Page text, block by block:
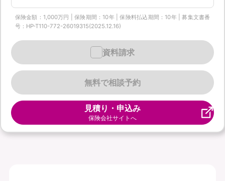
保険金額：1,000万円 | 保険期間：10年 | 保険料払込期間：10年 | 募集文書番
号：HP-T110-772-26019315(2025.12.16)
無料で相談予約
資料請求
見積り・申込み
保険会社サイトへ